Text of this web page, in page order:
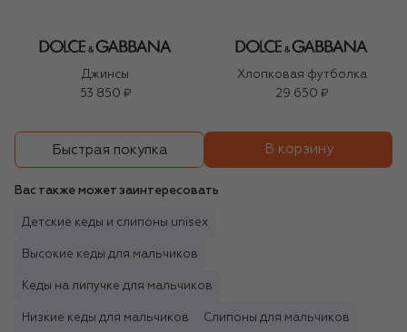
Джинсы
53 850 ₽
Хлопковая футболка
29 650 ₽
Быстрая покупка В корзину
Вас также может заинтересовать
Детские кеды и слипоны unisex
Высокие кеды для мальчиков
Кеды на липучке для мальчиков
Низкие кеды для мальчиков Слипоны для мальчиков